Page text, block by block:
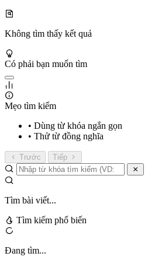
Không tìm thấy kết quả
Có phải bạn muốn tìm
Mẹo tìm kiếm
• Dùng từ khóa ngắn gọn
• Thử từ đồng nghĩa
Trước Tiếp
Tìm bài viết...
Tìm kiếm phổ biến
Đang tìm...